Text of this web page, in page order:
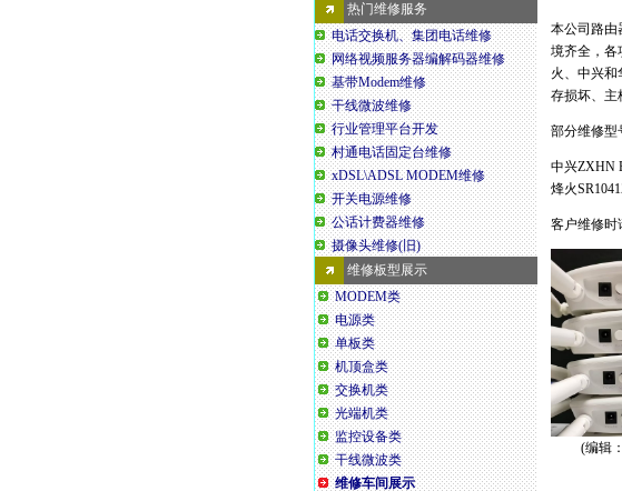
热门维修服务
电话交换机、集团电话维修
网络视频服务器编解码器维修
基带Modem维修
干线微波维修
行业管理平台开发
村通电话固定台维修
xDSL\ADSL MODEM维修
开关电源维修
公话计费器维修
摄像头维修(旧)
维修板型展示
MODEM类
电源类
单板类
机顶盒类
交换机类
光端机类
监控设备类
干线微波类
维修车间展示
本公司路由
境齐全，各
火、中兴和
存损坏、主
部分维修型
中兴ZXHN
烽火
客户维修时
(编辑：